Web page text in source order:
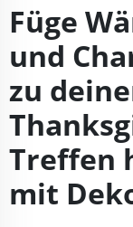
Füge
und
zu
Treffen
mit